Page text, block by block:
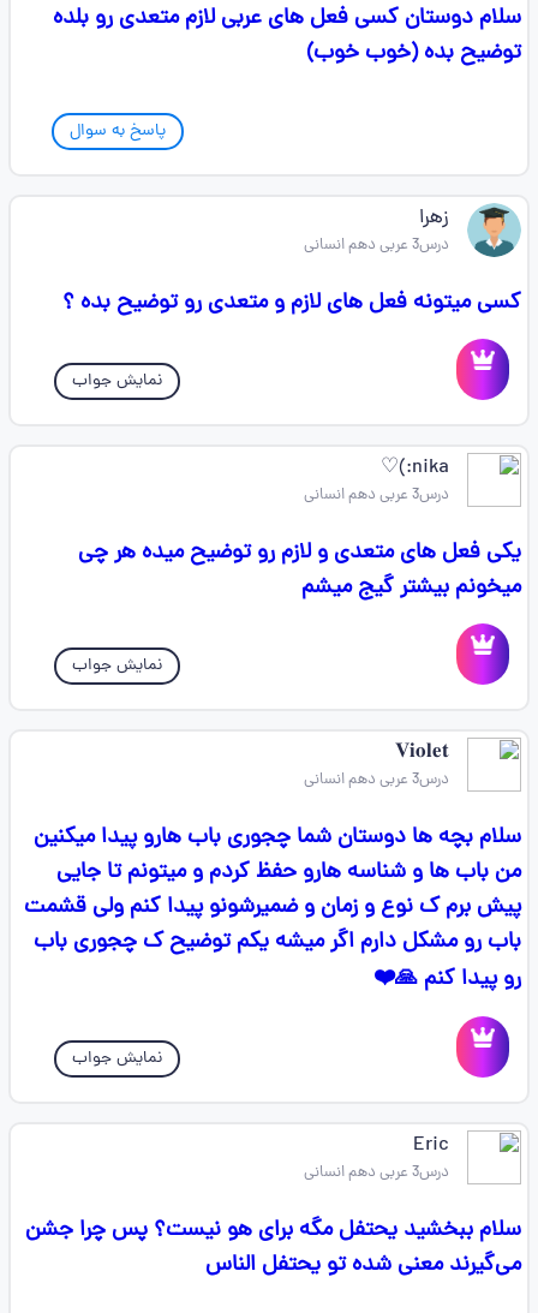
سلام دوستان کسی فعل های عربی لازم متعدی رو بلده
توضیح بده (خوب خوب)
پاسخ به سوال
زهرا
درس3 عربی دهم انسانی
کسی میتونه فعل های لازم و متعدی رو توضیح بده ؟
نمایش جواب
nika:)♡
درس3 عربی دهم انسانی
یکی فعل های متعدی و لازم رو توضیح میده هر چی
میخونم بیشتر گیج میشم
نمایش جواب
𝐕𝐢𝐨𝐥𝐞𝐭
درس3 عربی دهم انسانی
سلام بچه ها دوستان شما چجوری باب هارو پیدا میکنین
من باب ها و شناسه هارو حفظ کردم و میتونم تا جایی
پیش برم ک نوع و زمان و ضمیرشونو پیدا کنم ولی قشمت
باب رو مشکل دارم اگر میشه یکم توضیح ک چجوری باب
رو پیدا کنم 🙏❤️
نمایش جواب
Eric
درس3 عربی دهم انسانی
سلام ببخشید یحتفل مگه برای هو نیست؟ پس چرا جشن
می‌گیرند معنی شده تو یحتفل الناس